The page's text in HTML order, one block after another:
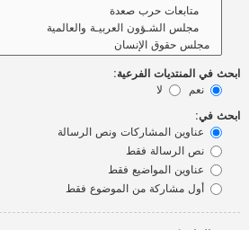
ابحث في المنتديات الفرعية:
نعم
لا
ابحث في:
عناوين المشاركات ونص الرسالة
نص الرسالة فقط
عناوين المواضيع فقط
أول مشاركة من الموضوع فقط